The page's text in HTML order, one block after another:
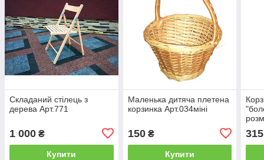
Складаний стілець з
дерева Арт.771
1 000 ₴
Купити
Маленька дитяча плетена
корзинка Арт.034міні
150₴
Купити
315